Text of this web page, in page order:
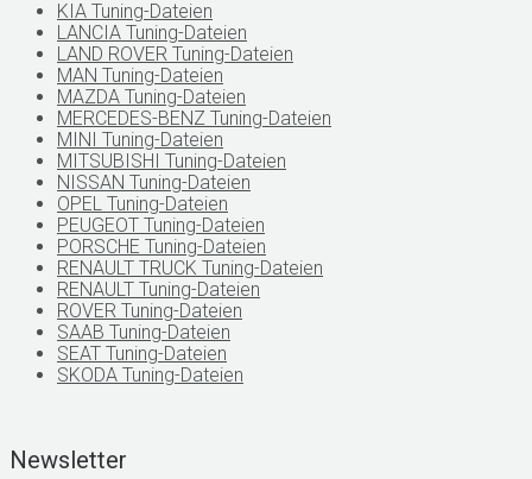
KIA Tuning-Dateien
LANCIA Tuning-Dateien
LAND ROVER Tuning-Dateien
MAN Tuning-Dateien
MAZDA Tuning-Dateien
MERCEDES-BENZ Tuning-Dateien
MINI Tuning-Dateien
MITSUBISHI Tuning-Dateien
NISSAN Tuning-Dateien
OPEL Tuning-Dateien
PEUGEOT Tuning-Dateien
PORSCHE Tuning-Dateien
RENAULT TRUCK Tuning-Dateien
RENAULT Tuning-Dateien
ROVER Tuning-Dateien
SAAB Tuning-Dateien
SEAT Tuning-Dateien
SKODA Tuning-Dateien
Newsletter